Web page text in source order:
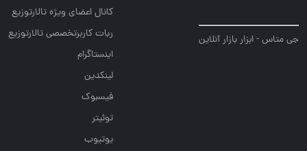
جی متاس - ابزار بازار آنلاین
کانال اعضای ویژه تالارتوزیع
ربات کاربرتخصصی تالارتوزیع
اینستاگرام
لینکدین
فیسبوک
توئیتر
یوتیوب